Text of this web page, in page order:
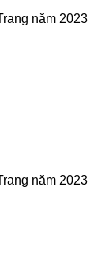
năm 2023
năm 2023